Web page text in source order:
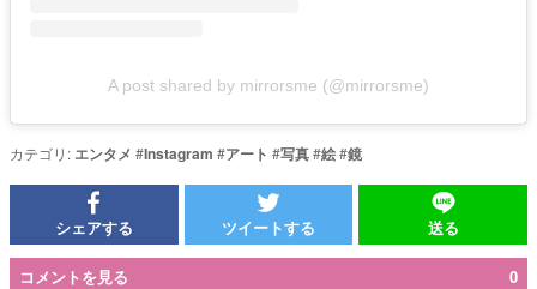
A post shared by mirrorsme (@mirrorsme)
カテゴリ: エンタメ #Instagram #アート #写真#絵#鏡
シェアする ツイートする 送る
コメントを見る 0